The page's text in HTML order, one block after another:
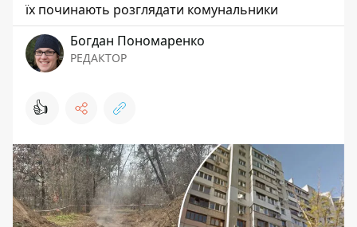
їх починають розглядати комунальники
Богдан Пономаренко
РЕДАКТОР
👍